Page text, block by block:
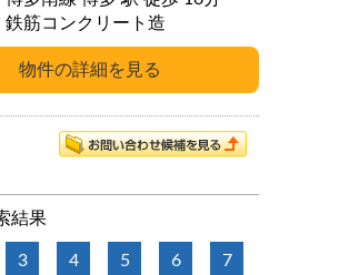
鉄筋コンクリート造
結果
3 4 5 6 7